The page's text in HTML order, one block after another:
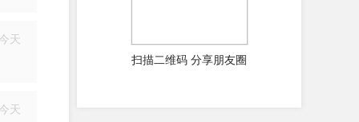
今天
今天
扫描二维码 分享朋友圈